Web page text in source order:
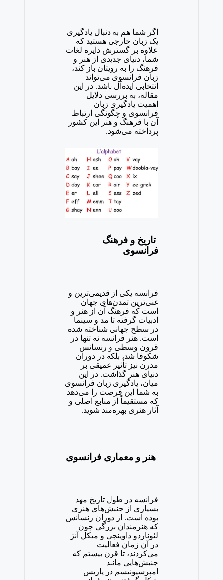
اگر شما هم به دنبال یادگیری
یک زبان خارجی هستید که
علاوه بر گسترش دایره لغات
شما، دنیای جدیدی از هنر و
فرهنگ را به رویتان باز کند،
زبان فرانسوی می‌تواند
انتخابی ایده‌آل باشد. در این
مقاله، به بررسی دلایل
اهمیت یادگیری زبان
فرانسوی و چگونگی ارتباط
آن با فرهنگ و هنر این کشور
پرداخته می‌شود.
تاریخ و فرهنگ
فرانسوی
فرانسه یکی از قدیمی‌ترین و
غنی‌ترین تمدن‌های جهان
است که فرهنگ آن از هنر و
ادبیات گرفته تا مد و سینما
در سطح جهانی شناخته شده
است. هنر فرانسه نه تنها در
قرون وسطی و رنسانس
شکوفا شد، بلکه در دوران
مدرن نیز تأثیر عمیقی بر
دنیای هنر گذاشت. در این
میان، یادگیری زبان فرانسوی
به شما این فرصت را می‌دهد
که مستقیماً از منابع اصلی و
آثار هنری بهره‌مند شوید.
هنر و معماری فرانسوی
فرانسه در طول تاریخ مهد
بسیاری از جنبش‌های هنری
بوده است. از دوران رنسانس
که هنرمندان بزرگی چون
لئوناردو داوینچی و میکل آنژ
در آن زمان فعالیت
می‌کردند، تا قرن بیستم که
جنبش‌هایی مانند
امپرسیونیسم در پاریس